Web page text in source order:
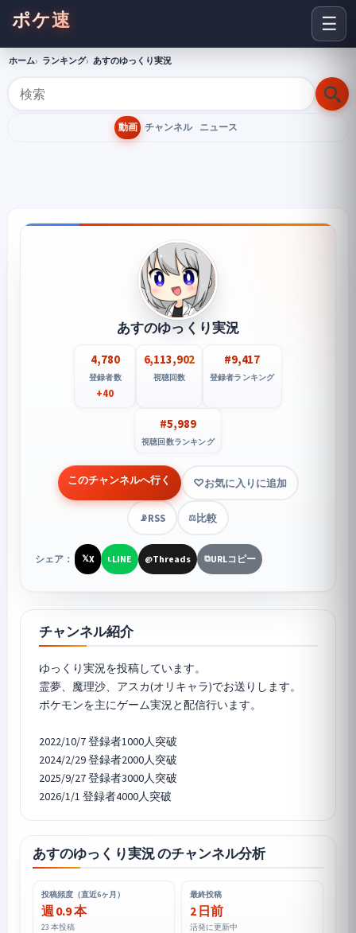
☰
ポケ速
ホーム ランキング あすのゆっくり実況
動画 チャンネル ニュース
あすのゆっくり実況
4,780
登録者数
+40
6,113,902
視聴回数
#9,417
登録者ランキング
#5,989
視聴回数ランキング
このチャンネルへ行く お気に入りに追加
📡RSS ⚖️比較
シェア： 𝕏X LLINE @Threads ⧉URLコピー
チャンネル紹介
ゆっくり実況を投稿しています。
霊夢、魔理沙、アスカ(オリキャラ)でお送りします。
ポケモンを主にゲーム実況と配信行います。
2022/10/7 登録者1000人突破
2024/2/29 登録者2000人突破
2025/9/27 登録者3000人突破
あすのゆっくり実況 のチャンネル分析
投稿頻度（直近6ヶ月）
週 0.9 本
23 本投稿
最終投稿
2 日前
活発に更新中